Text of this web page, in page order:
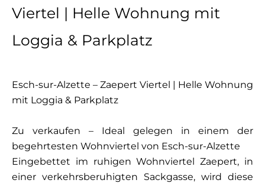
Viertel | Helle Wohnung mit
Loggia & Parkplatz
Esch-sur-Alzette – Zaepert Viertel | Helle Wohnung
mit Loggia & Parkplatz
Zu verkaufen – Ideal gelegen in einem der
begehrtesten Wohnviertel von Esch-sur-Alzette
Eingebettet im ruhigen Wohnviertel Zaepert, in
einer verkehrsberuhigten Sackgasse, wird diese